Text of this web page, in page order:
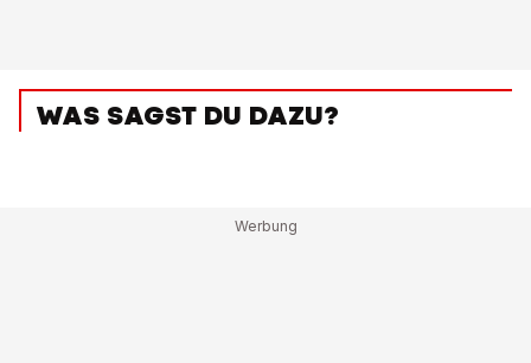
WAS SAGST DU DAZU?